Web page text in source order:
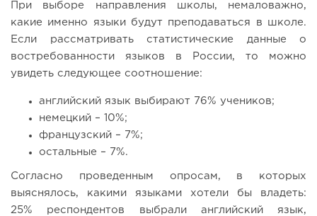
При выборе направления школы, немаловажно,
какие именно языки будут преподаваться в школе.
Если рассматривать статистические данные о
востребованности языков в России, то можно
увидеть следующее соотношение:
английский язык выбирают 76% учеников;
немецкий – 10%;
французский – 7%;
остальные – 7%.
Согласно проведенным опросам, в которых
выяснялось, какими языками хотели бы владеть:
25% респондентов выбрали английский язык,